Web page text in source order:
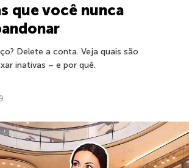
que você nunca
Delete a conta. Veja quais são
inativas – e por quê.